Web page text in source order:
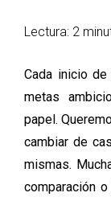
Lectura: 2
Cada inicio
metas
papel.
cambiar de
mismas.
comparación